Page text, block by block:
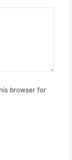
browser for